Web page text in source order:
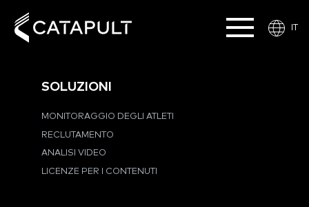
IT
SOLUZIONI
MONITORAGGIO DEGLI ATLETI
RECLUTAMENTO
ANALISI VIDEO
LICENZE PER I CONTENUTI